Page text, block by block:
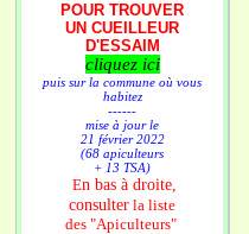
POUR TROUVER
UN CUEILLEUR
D'ESSAIM
cliquez ici
puis sur la commune où vous
habitez
------
mise à jour le
21 février 2022
(68 apiculteurs
+ 13 TSA)
En bas à droite,
consulter la liste
des "Apiculteurs"